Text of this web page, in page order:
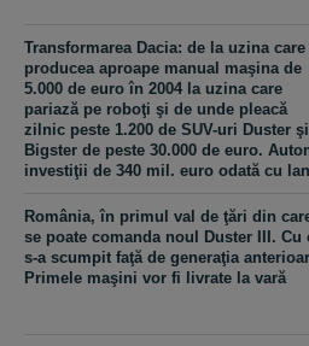
Transformarea Dacia: de la uzina care
producea aproape manual maşina de
5.000 de euro în 2004 la uzina care
pariază pe roboţi şi de unde pleacă
zilnic peste 1.200 de SUV-uri Duster şi
Bigster de peste 30.000 de euro.
investiţii de 340 mil. euro odată cu
România, în primul val de ţări din
se poate comanda noul Duster III. Cu
s-a scumpit faţă de generaţia
Primele maşini vor fi livrate la vară